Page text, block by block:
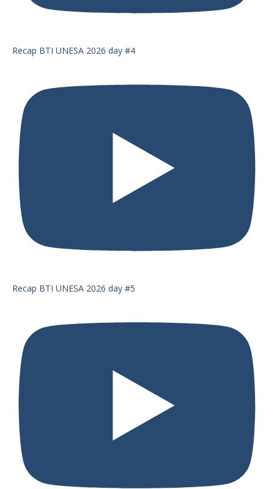
Recap BTI UNESA 2026 day #4
Recap BTI UNESA 2026 day #5